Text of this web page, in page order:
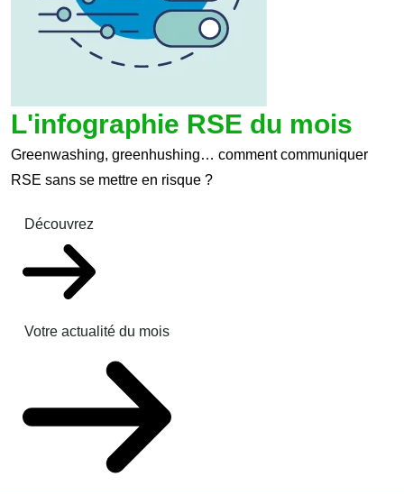
L'infographie RSE du mois
Greenwashing, greenhushing… comment communiquer
RSE sans se mettre en risque ?
Découvrez
Votre actualité du mois